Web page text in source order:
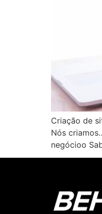
Criação de
Nós
negócioo